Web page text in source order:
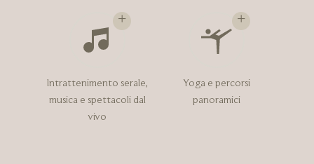
Intrattenimento serale,
musica e spettacoli dal
vivo
Yoga e percorsi
panoramici